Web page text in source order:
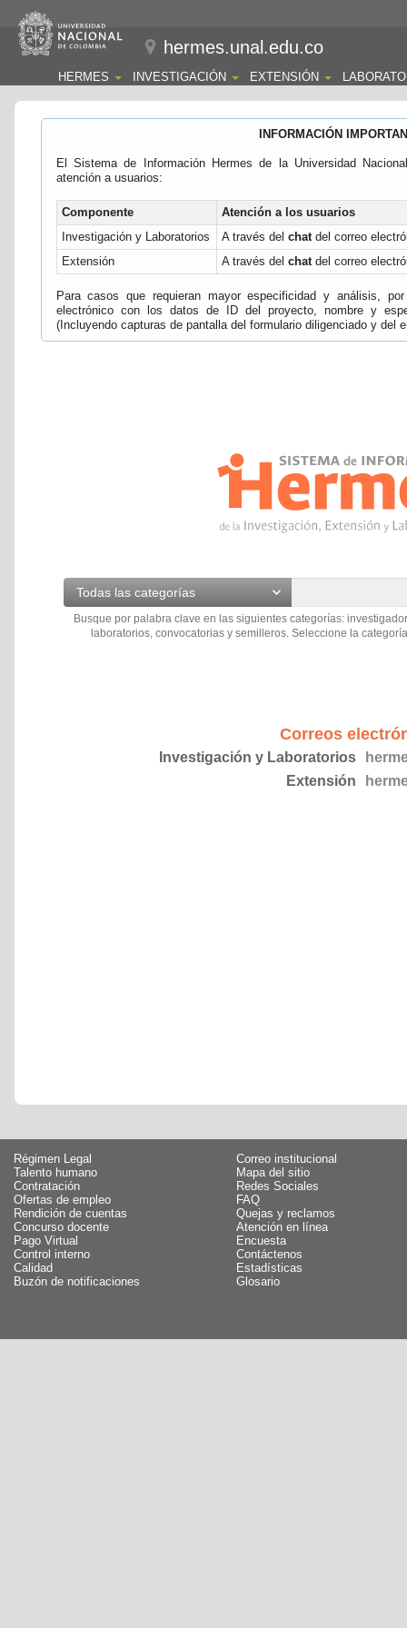
hermes.unal.edu.co
HERMES INVESTIGACIÓN EXTENSIÓN
INFORMACIÓN
El Sistema de Información Hermes de la Universidad
atención a usuarios:
Componente
Atención a los usuarios
Investigación y Laboratorios
A través del chatdel correo
Extensión
A través del chatdel correo
Para casos que requieran mayor especificidad y análisis,
electrónico con los datos de ID del proyecto, nombre y
(Incluyendo capturas de pantalla del formulario diligenciado y del
Todas las categorías
Busque por palabra clave en las siguientes categorías:
laboratorios, convocatorias y semilleros. Seleccione la
Correos
Investigación y Laboratorios
Extensión
Régimen Legal
Talento humano
Contratación
Ofertas de empleo
Rendición de cuentas
Concurso docente
Pago Virtual
Control interno
Calidad
Buzón de notificaciones
Correo institucional
Mapa del sitio
Redes Sociales
FAQ
Quejas y reclamos
Atención en línea
Encuesta
Contáctenos
Estadísticas
Glosario